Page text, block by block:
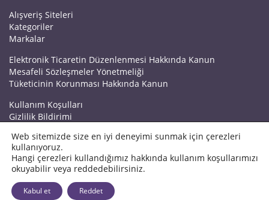
Alışveriş Siteleri
Kategoriler
Markalar
Elektronik Ticaretin Düzenlenmesi Hakkında Kanun
Mesafeli Sözleşmeler Yönetmeliği
Tüketicinin Korunması Hakkında Kanun
Kullanım Koşulları
Gizlilik Bildirimi
Kuponrazzi Blog
Mağaza Ekle
İletişim
© 2026 Kuponrazzi
Web sitemizde size en iyi deneyimi sunmak için çerezleri
kullanıyoruz.
Hangi çerezleri kullandığımız hakkında kullanım koşullarımızı
okuyabilir veya reddedebilirsiniz.
Kabul et Reddet